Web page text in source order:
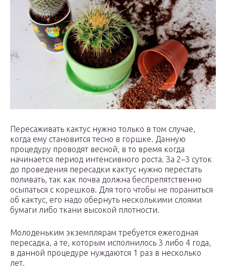
Пересаживать кактус нужно только в том случае,
когда ему становится тесно в горшке. Данную
процедуру проводят весной, в то время когда
начинается период интенсивного роста. За 2–3 суток
до проведения пересадки кактус нужно перестать
поливать, так как почва должна беспрепятственно
осыпаться с корешков. Для того чтобы не пораниться
об кактус, его надо обернуть несколькими слоями
бумаги либо ткани высокой плотности.
Молоденьким экземплярам требуется ежегодная
пересадка, а те, которым исполнилось 3 либо 4 года,
в данной процедуре нуждаются 1 раз в несколько
лет.